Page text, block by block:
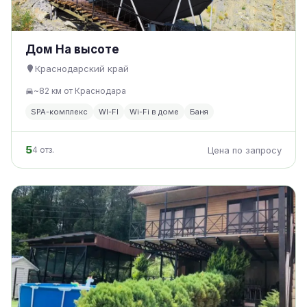
Дом На высоте
Краснодарский край
~82 км от Краснодара
SPA-комплекс WI-FI Wi-Fi в доме Баня
54 отз. Цена по запросу